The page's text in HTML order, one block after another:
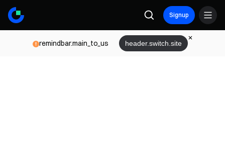
Signup
remindbar.main_to_us header.switch.site